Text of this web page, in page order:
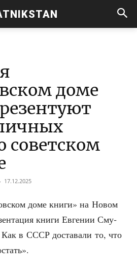
доме
советском
17.12.2025
доме кни­ги» на Новом
кни­ги Евге­нии Сму­
в СССР доста­ва­ли то, что